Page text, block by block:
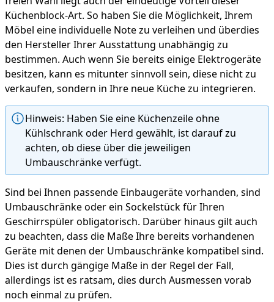
Küchenblock-Art. So haben Sie die Möglichkeit, Ihrem
Möbel eine individuelle Note zu verleihen und überdies
den Hersteller Ihrer Ausstattung unabhängig zu
bestimmen. Auch wenn Sie bereits einige Elektrogeräte
besitzen, kann es mitunter sinnvoll sein, diese nicht zu
verkaufen, sondern in Ihre neue Küche zu integrieren.
Hinweis: Haben Sie eine Küchenzeile ohne
Kühlschrank oder Herd gewählt, ist darauf zu
achten, ob diese über die jeweiligen
Umbauschränke verfügt.
Sind bei Ihnen passende Einbaugeräte vorhanden, sind
Umbauschränke oder ein Sockelstück für Ihren
Geschirrspüler obligatorisch. Darüber hinaus gilt auch
zu beachten, dass die Maße Ihre bereits vorhandenen
Geräte mit denen der Umbauschränke kompatibel sind.
Dies ist durch gängige Maße in der Regel der Fall,
allerdings ist es ratsam, dies durch Ausmessen vorab
noch einmal zu prüfen.